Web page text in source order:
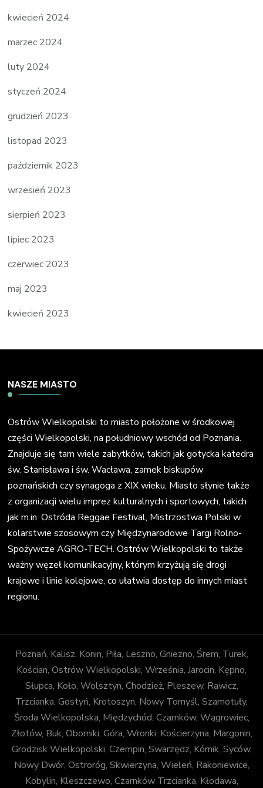
kwiecień 2024
marzec 2024
luty 2024
styczeń 2024
grudzień 2023
listopad 2023
październik 2023
wrzesień 2023
sierpień 2023
lipiec 2023
czerwiec 2023
maj 2023
kwiecień 2023
NASZE MIASTO
Ostrów Wielkopolski to miasto położone w środkowej
części Wielkopolski, na południowy wschód od Poznania.
Znajduje się tam wiele zabytków, takich jak gotycka katedra
św. Stanisława i św. Wacława, zamek biskupów
poznańskich czy synagoga z XIX wieku. Miasto słynie także
z organizacji wielu imprez kulturalnych i sportowych, takich
jak m.in. Ostróda Reggae Festival, Mistrzostwa Polski w
kolarstwie szosowym czy Międzynarodowe Targi Rolno-
Spożywcze AGRO-TECH. Ostrów Wielkopolski to także
ważny węzeł komunikacyjny, którym krzyżują się drogi
krajowe i linie kolejowe, co ułatwia dostęp do innych miast
regionu.
Poznań, Kalisz, Konin, Piła, Leszno, Gniezno, Śrem, Turek,
Kościan, Ostrów Wielkopolski, Września, Jarocin, Kępno,
Słupca, Koło, Wolsztyn, Chodzież, Pleszew, Rawicz,
Trzcianka, Gostyń, Krotoszyn, Nowy Tomyśl, Szamotuły,
Środa Wielkopolska, Międzychód, Czarnków, Wągrowiec,
Złotów, Buk, Oborniki, Góra, Wronki, Kościerzyna, Margonin,
Grodzisk Wielkopolski, Czempin, Swarzędz, Kórnik, Syców,
Nowy Dwór, Ostroróg, Skwierzyna, Wieleń, Rakoniewice,
Kobylin, Kleszczewo, Czarnków Trzcianka, Kłodawa,